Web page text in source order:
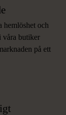
hemlöshet och
våra butiker
på ett